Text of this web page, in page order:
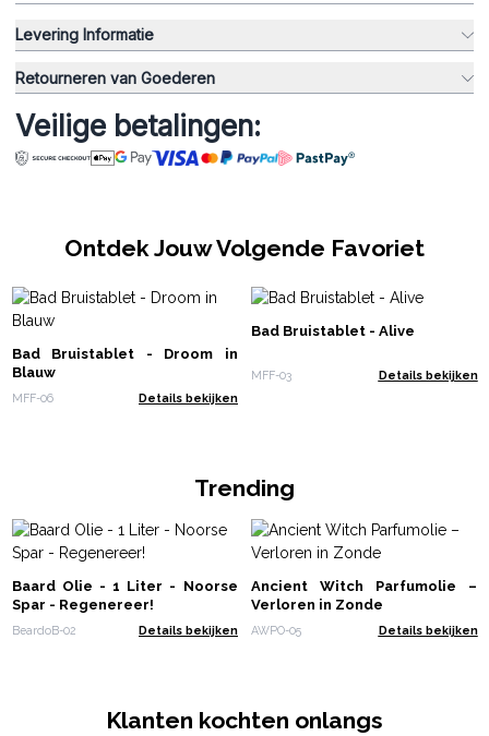
Levering Informatie
Retourneren van Goederen
Veilige betalingen:
Ontdek Jouw Volgende Favoriet
Bad Bruistablet - Droom in
Blauw
MFF-06 Details bekijken
Bad Bruistablet - Alive
MFF-03 Details bekijken
Trending
Baard Olie - 1 Liter - Noorse
Spar - Regenereer!
BeardoB-02 Details bekijken
Ancient Witch Parfumolie –
Verloren in Zonde
AWPO-05 Details bekijken
Klanten kochten onlangs